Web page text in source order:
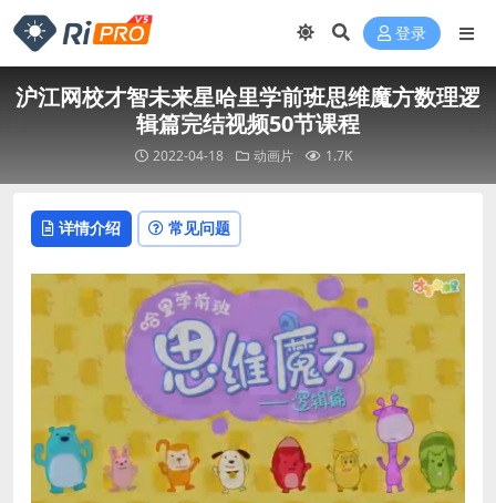
登录
沪江网校才智未来星哈里学前班思维魔方数理逻
辑篇完结视频50节课程
2022-04-18 动画片 1.7K
详情介绍 常见问题